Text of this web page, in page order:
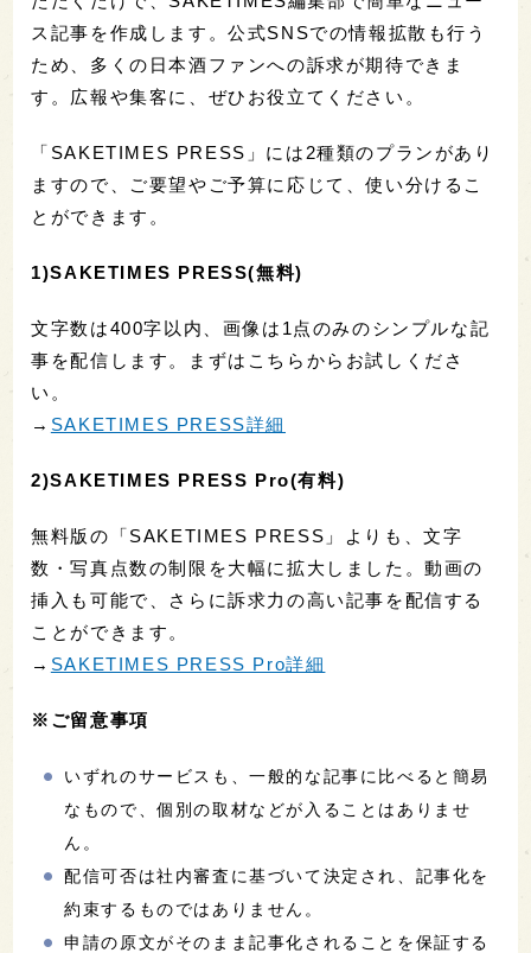
ス記事を作成します。公式SNSでの情報拡散も行う
ため、多くの日本酒ファンへの訴求が期待できま
す。広報や集客に、ぜひお役立てください。
「SAKETIMES PRESS」には2種類のプランがあり
ますので、ご要望やご予算に応じて、使い分けるこ
とができます。
1)SAKETIMES PRESS(無料)
文字数は400字以内、画像は1点のみのシンプルな記
事を配信します。まずはこちらからお試しくださ
い。
→ SAKETIMES PRESS詳細
2)SAKETIMES PRESS Pro(有料)
無料版の「SAKETIMES PRESS」よりも、文字
数・写真点数の制限を大幅に拡大しました。動画の
挿入も可能で、さらに訴求力の高い記事を配信する
ことができます。
→ SAKETIMES PRESS Pro詳細
※ご留意事項
いずれのサービスも、一般的な記事に比べると簡易
なもので、個別の取材などが入ることはありませ
ん。
配信可否は社内審査に基づいて決定され、記事化を
約束するものではありません。
申請の原文がそのまま記事化されることを保証する